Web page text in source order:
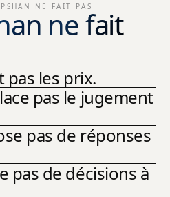
NE FAIT PAS
ne fait
pas les prix.
pas le jugement
pas de réponses
pas de décisions à